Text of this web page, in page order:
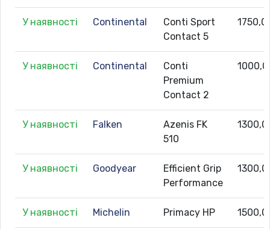
У наявності Continental
Conti Sport
Contact 5
У наявності Continental
Conti
Premium
Contact 2
У наявності Falken
Azenis FK
510
У наявності Goodyear
Efficient Grip
Performance
У наявності Michelin Primacy HP